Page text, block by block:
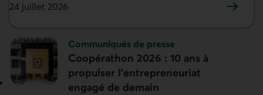
24 juillet 2026
Sujet :
Communiqués de presse
Coopérathon 2026 : 10 ans à
propulser l’entrepreneuriat
engagé de demain